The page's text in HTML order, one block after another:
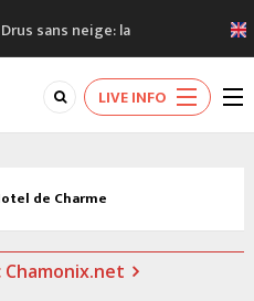
sans neige: la
haute montagne
pour visiter le nouveau
Blanc
montagne: 3 personnes sont
nouveau magasin de course
LIVE INFO
de Charme
Chamonix.net